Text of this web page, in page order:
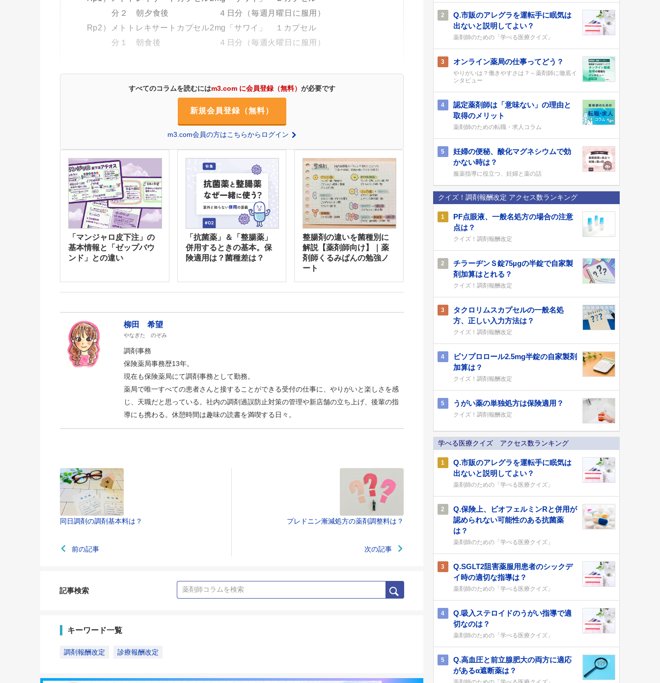
分２ 朝夕食後 ４日分（毎週月曜日に服用）
Rp2）メトトレキサートカプセル2mg「サワイ」 １カプセル
分１ 朝食後 ４日分（毎週火曜日に服用）
すべてのコラムを読むにはm3.com に会員登録（無料） が必要です
新規会員登録（無料）
m3.com会員の方はこちらからログイン
「マンジャロ皮下注」の
基本情報と「ゼップバウ
ンド」との違い
「抗菌薬」＆「整腸薬」
併用するときの基本。保
険適用は？菌種差は？
整腸剤の違いを菌種別に
解説【薬剤師向け】｜薬
剤師くるみぱんの勉強ノ
ート
柳田 希望
やなぎた のぞみ
調剤事務
保険薬局事務歴13年。
現在も保険薬局にて調剤事務として勤務。
薬局で唯一すべての患者さんと接することができる受付の仕事に、やりがいと楽しさを感
じ、天職だと思っている。社内の調剤過誤防止対策の管理や新店舗の立ち上げ、後輩の指
導にも携わる。休憩時間は趣味の読書を満喫する日々。
同日調剤の調剤基本料は？
前の記事
プレドニン漸減処方の薬剤調整料は？
次の記事
記事検索
キーワード一覧
調剤報酬改定 診療報酬改定
2
Q.市販のアレグラを運転手に眠気は
出ないと説明してよい？
薬剤師のための「学べる医療クイズ」
3 オンライン薬局の仕事ってどう？
やりがいは？働きやすさは？～薬剤師に徹底イ
ンタビュー
4
認定薬剤師は「意味ない」の理由と
取得のメリット
薬剤師のための転職・求人コラム
5
妊婦の便秘、酸化マグネシウムで効
かない時は？
服薬指導に役立つ、妊婦と薬の話
クイズ！調剤報酬改定 アクセス数ランキング
1
PF点眼液、一般名処方の場合の注意
点は？
クイズ！調剤報酬改定
2
チラーヂンＳ錠75µgの半錠で自家製
剤加算はとれる？
クイズ！調剤報酬改定
3
タクロリムスカプセルの一般名処
方、正しい入力方法は？
クイズ！調剤報酬改定
4
ビソプロロール2.5mg半錠の自家製剤
加算は？
クイズ！調剤報酬改定
5 うがい薬の単独処方は保険適用？
クイズ！調剤報酬改定
学べる医療クイズ アクセス数ランキング
1
Q.市販のアレグラを運転手に眠気は
出ないと説明してよい？
薬剤師のための「学べる医療クイズ」
2
Q.保険上、ビオフェルミンRと併用が
認められない可能性のある抗菌薬
は？
薬剤師のための「学べる医療クイズ」
3
Q.SGLT2阻害薬服用患者のシックデ
イ時の適切な指導は？
薬剤師のための「学べる医療クイズ」
4
Q.吸入ステロイドのうがい指導で適
切なのは？
薬剤師のための「学べる医療クイズ」
5
Q.高血圧と前立腺肥大の両方に適応
があるα遮断薬は？